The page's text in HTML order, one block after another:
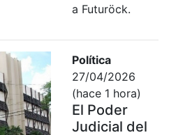
a Futuröck.
Política
27/04/2026
(hace 1 hora)
El Poder
Judicial del